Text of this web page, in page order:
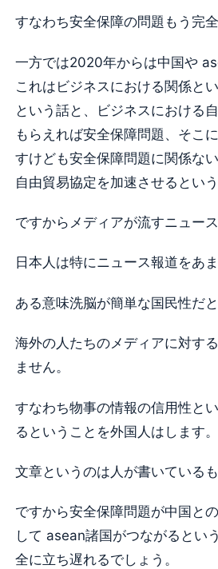
すなわち安全保障の問題もう完
一方では2020年からは中国や
これはビジネスにおける関係と
という話と、ビジネスにおける
もらえれば安全保障問題、そこ
すけども安全保障問題に関係な
自由貿易協定を加速させるとい
ですからメディアが流すニュー
日本人は特にニュース報道をあ
ある意味洗脳が簡単な国民性だ
海外の人たちのメディアに対す
ません。
すなわち物事の情報の信用性と
るということを外国人はします。
文章というのは人が書いている
ですから安全保障問題が中国と
して asean諸国がつながるとい
全に立ち遅れるでしょう。